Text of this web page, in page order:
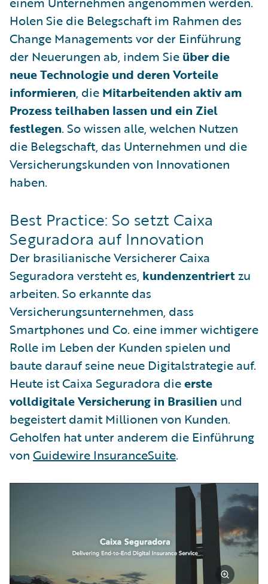
Holen Sie die Belegschaft im Rahmen des
Change Managements vor der Einführung
der Neuerungen ab, indem Sie über die
neue Technologie und deren Vorteile
informieren, die Mitarbeitenden aktiv am
Prozess teilhaben lassen und ein Ziel
festlegen. So wissen alle, welchen Nutzen
die Belegschaft, das Unternehmen und die
Versicherungskunden von Innovationen
haben.
Best Practice: So setzt Caixa
Seguradora auf Innovation
Der brasilianische Versicherer Caixa
Seguradora versteht es, kundenzentriertzu
arbeiten. So erkannte das
Versicherungsunternehmen, dass
Smartphones und Co. eine immer wichtigere
Rolle im Leben der Kunden spielen und
baute darauf seine neue Digitalstrategie auf.
Heute ist Caixa Seguradora dieerste
volldigitale Versicherung in Brasilien und
begeistert damit Millionen von Kunden.
Geholfen hat unter anderem die Einführung
von Guidewire InsuranceSuite.